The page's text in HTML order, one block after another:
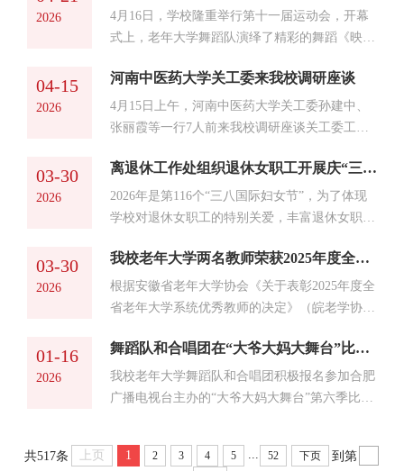
阳区教育体育局关工委、长江路第二小学相关负
责人对我校...
时20天。我校离退休工作处精心组织退休职工10
人参加扑克牌、羽毛球、乒乓球等三项比赛。本
采、愉悦身心的重要平台，让大家在切磋技艺中
感受运动的快乐，充分展现“老有所为、老有所
乐”的精神风貌。...
2026
4月16日，学校隆重举行第十一届运动会，开幕
式上，老年大学舞蹈队演绎了精彩的舞蹈《映日
蹈队员们在操场以婀娜舞姿诠释牡丹的富贵与坚
韧，赢得阵阵掌声。卢明、陈东方两位同志代表
离退休老同志积极参赛，其中卢明同志荣获教工
上身手矫健，力压其他选手，彰显了老当益壮的
精气神。离退休工作处荣获校第十一届运动
会“体育道德风尚奖”。（ ...
04-15
2026
河南中医药大学关工委来我校调研座谈
4月15日上午，河南中医药大学关工委孙建中、
张丽霞等一行7人前来我校调研座谈关工委工
法，离退休工作处党委书记、处长、关工委办公
室主任沈少蕾，老年大学（老年活动中心）主任
孙梅，座谈会由黄笃法主持。陈昌元主任对来宾
丽霞代表河南中医药大学关工委，向我校关工委
的精心准备和热情接待表示感谢，并简要介绍了
河南中医药大学关工委工...
03-30
2026
离退休工作处组织退休女职工开展庆“三八”春游活动
2026年是第116个“三八国际妇女节”，为了体现
学校对退休女职工的特别关爱，丰富退休女职工
退休女职工赴官亭林海、刘铭传故居开展春游活
动。老同志们一路上欢声笑语，话家常、叙旧
情，气氛温馨而热烈。春日的官亭林海，风景宜
曼妙的垂柳美不胜收。老同志们漫步于林间小
径，呼吸着清新的空气，三五成群驻足拍照留
念，笑靥如花。抵达刘铭传...
03-30
2026
我校老年大学两名教师荣获2025年度全省老年大学系统优秀教师
根据安徽省老年大学协会《关于表彰2025年度全
省老年大学系统优秀教师的决定》（皖老学协字
和舞蹈班余敏惠教师荣获“2025年度全省老年大
学系统优秀教师”荣誉称号。（孙梅/文图 沈少
蕾/审核）
01-16
2026
舞蹈队和合唱团在“大爷大妈大舞台”比赛中荣获佳绩
我校老年大学舞蹈队和合唱团积极报名参加合肥
广播电视台主办的“大爷大妈大舞台”第六季比
歌曲《在灿烂阳光下》、《我的祖国》，荣获第
共517条 上页 1 2 3 4 5 ... 52 下页
到第